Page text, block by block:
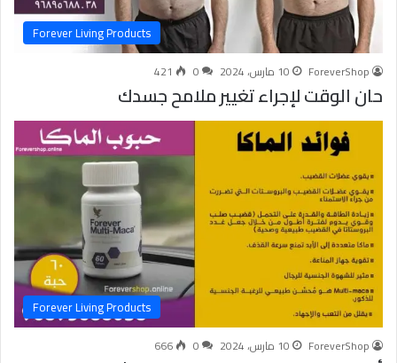
Forever Living Products
ForeverShop 10 مارس، 2024 0
421
حان الوقت لإجراء تغيير ملامح جسدك
Forever Living Products
ForeverShop 10 مارس، 2024 0
666